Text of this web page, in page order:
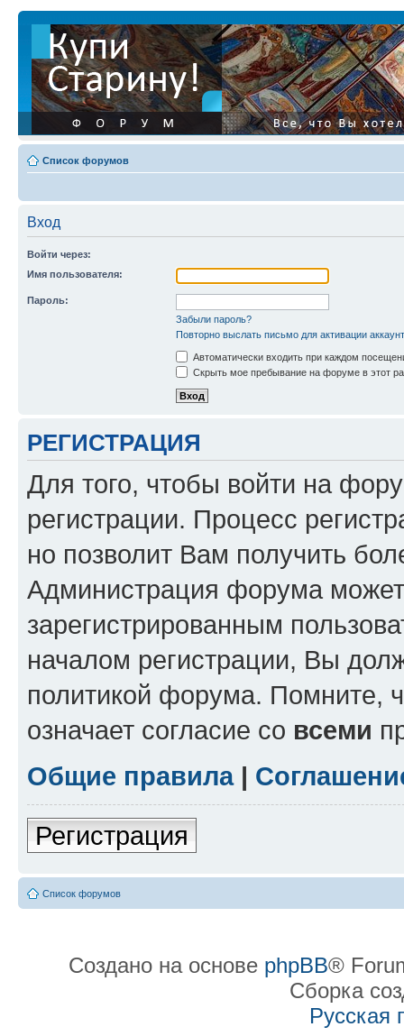
Список форумов
Вход
Войти через:
Имя пользователя:
Пароль:
Забыли пароль?
Повторно выслать письмо для активации
Автоматически входить при каждом
Скрыть мое пребывание на форуме в этот
РЕГИСТРАЦИЯ
Для того, чтобы войти на
регистрации. Процесс
но позволит Вам получить
Администрация форума может
зарегистрированным
началом регистрации, Вы
политикой форума. Помните,
означает согласие со всеми
Общие правила|
Регистрация
Список форумов
Создано на основе phpBB®
Сборка
Русская